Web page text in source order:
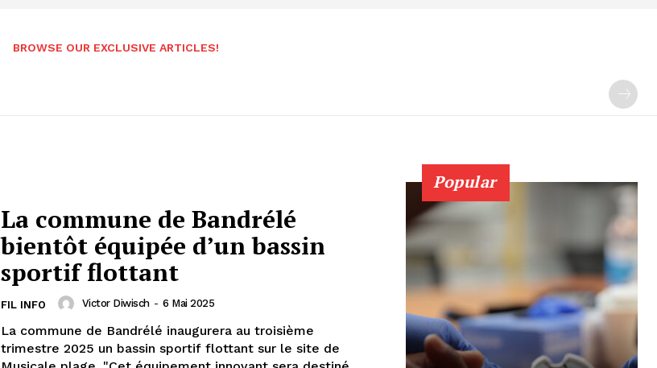
BROWSE OUR EXCLUSIVE ARTICLES!
La commune de Bandrélé
bientôt équipée d’un bassin
sportif flottant
FIL INFO Victor Diwisch - 6 Mai 2025
La commune de Bandrélé inaugurera au troisième
trimestre 2025 un bassin sportif flottant sur le site de
Popular